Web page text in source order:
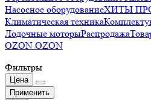
Насосное оборудованиеХИТЫ
Климатическая техника
Лодочные моторыРаспродажа
OZON OZON
Фильтры
Цена
Применить